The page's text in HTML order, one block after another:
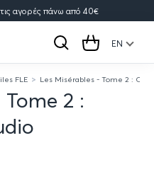
αγορές πάνω από 40€
Search Cart EN
FLE Les Misérables - Tome 2 :
2 :